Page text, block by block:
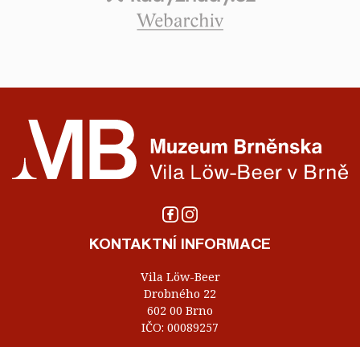
KONTAKTNÍ INFORMACE
Vila Löw-Beer
Drobného 22
602 00 Brno
IČO: 00089257